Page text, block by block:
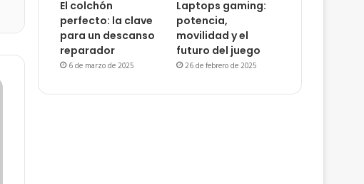
El colchón
perfecto: la clave
para un descanso
reparador
6 de marzo de 2025
Laptops gaming:
potencia,
movilidad y el
futuro del juego
26 de febrero de 2025